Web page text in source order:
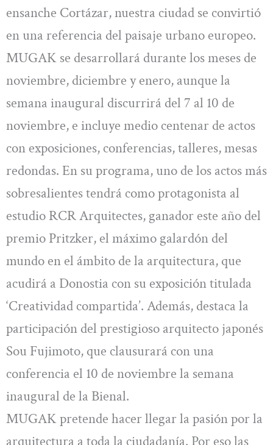
ensanche Cortázar, nuestra ciudad se convirtió
en una referencia del paisaje urbano europeo.
MUGAK se desarrollará durante los meses de
noviembre, diciembre y enero, aunque la
semana inaugural discurrirá del 7 al 10 de
noviembre, e incluye medio centenar de actos
con exposiciones, conferencias, talleres, mesas
redondas. En su programa, uno de los actos más
sobresalientes tendrá como protagonista al
estudio RCR Arquitectes, ganador este año del
premio Pritzker, el máximo galardón del
mundo en el ámbito de la arquitectura, que
acudirá a Donostia con su exposición titulada
‘Creatividad compartida’. Además, destaca la
participación del prestigioso arquitecto japonés
Sou Fujimoto, que clausurará con una
conferencia el 10 de noviembre la semana
inaugural de la Bienal.
MUGAK pretende hacer llegar la pasión por la
arquitectura a toda la ciudadanía. Por eso las